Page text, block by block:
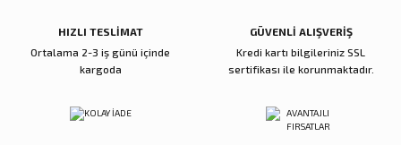
HIZLI TESLİMAT
Ortalama 2-3 iş günü içinde
kargoda
GÜVENLİ ALIŞVERİŞ
Kredi kartı bilgileriniz SSL
sertifikası ile korunmaktadır.